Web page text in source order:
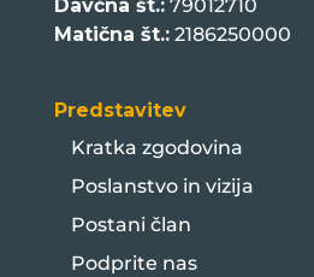
Davčna št.:79012710
Matična št.:2186250000
Predstavitev
Kratka zgodovina
Poslanstvo in vizija
Postani član
Podprite nas